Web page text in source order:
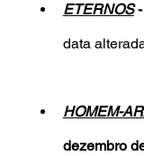
ETERNOS -
data
HOMEM-
dezembro